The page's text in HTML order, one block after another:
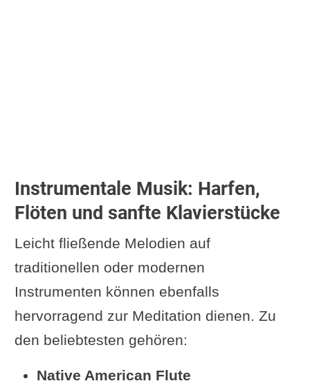
Instrumentale Musik: Harfen,
Flöten und sanfte Klavierstücke
Leicht fließende Melodien auf
traditionellen oder modernen
Instrumenten können ebenfalls
hervorragend zur Meditation dienen. Zu
den beliebtesten gehören:
Native American Flute